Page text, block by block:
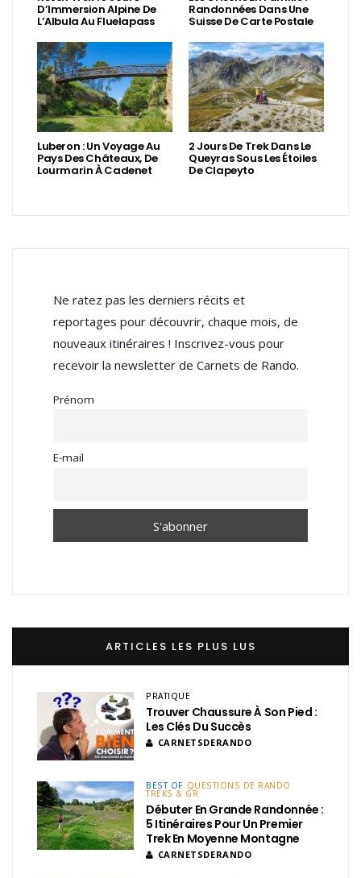
D’Immersion Alpine De
L’Albula Au Fluelapass
Randonnées Dans Une
Suisse De Carte Postale
Luberon : Un Voyage Au
Pays Des Châteaux, De
Lourmarin À Cadenet
2 Jours De Trek Dans Le
Queyras Sous Les Étoiles
De Clapeyto
Ne ratez pas les derniers récits et
reportages pour découvrir, chaque mois, de
nouveaux itinéraires ! Inscrivez-vous pour
recevoir la newsletter de Carnets de Rando.
Prénom
E-mail
ARTICLES LES PLUS LUS
PRATIQUE
Trouver Chaussure À Son Pied :
Les Clés Du Succès
CARNETSDERANDO
BEST OF QUESTIONS DE RANDO
TREKS & GR
Débuter En Grande Randonnée :
5 Itinéraires Pour Un Premier
Trek En Moyenne Montagne
CARNETSDERANDO